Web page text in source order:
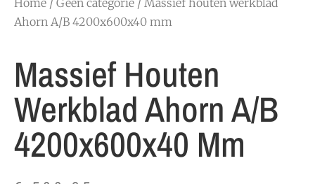
Home / Geen categorie / Massief houten werkblad
Ahorn A/B 4200x600x40 mm
Massief Houten
Werkblad Ahorn A/B
4200x600x40 Mm